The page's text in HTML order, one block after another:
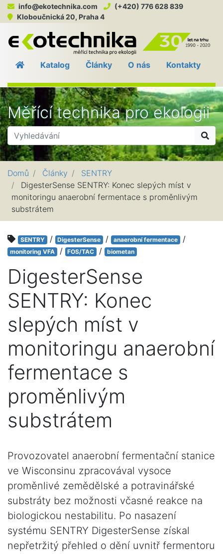
info@ekotechnika.com
(+420) 776 628 839
Kloboučnická 20, Praha 4
Katalog Články O nás Kontakty
Měřící technika pro ekologii
Domů Články
SENTRY
DigesterSense SENTRY: Konec slepých míst v
monitoringu anaerobní fermentace s proměnlivým
substrátem
SENTRY / DigesterSense / anaerobní fermentace /
monitoring VFA / FOS/TAC / biometan
DigesterSense
SENTRY: Konec
slepých míst v
monitoringu anaerobní
fermentace s
proměnlivým
substrátem
Provozovatel anaerobní fermentační stanice
ve Wisconsinu zpracovával vysoce
proměnlivé zemědělské a potravinářské
substráty bez možnosti včasné reakce na
biologickou nestabilitu. Po nasazení
systému SENTRY DigesterSense získal
nepřetržitý přehled o dění uvnitř fermentoru